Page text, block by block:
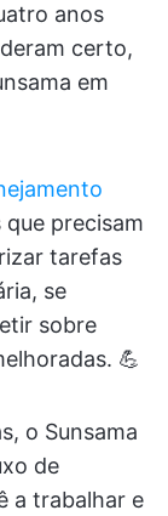
anos
certo,
em
precisam
tarefas
se
sobre
💪
o Sunsama
de
a trabalhar e